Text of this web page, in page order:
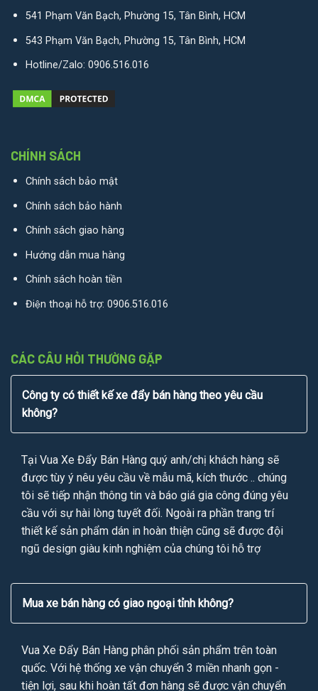
541 Phạm Văn Bạch, Phường 15, Tân Bình, HCM
543 Phạm Văn Bạch, Phường 15, Tân Bình, HCM
Hotline/Zalo: 0906.516.016
CHÍNH SÁCH
Chính sách bảo mật
Chính sách bảo hành
Chính sách giao hàng
Hướng dẫn mua hàng
Chính sách hoàn tiền
Điện thoại hỗ trợ: 0906.516.016
CÁC CÂU HỎI THƯỜNG GẶP
Công ty có thiết kế xe đẩy bán hàng theo yêu cầu
không?
Tại Vua Xe Đẩy Bán Hàng quý anh/chị khách hàng sẽ
được tùy ý nêu yêu cầu về mẫu mã, kích thước .. chúng
tôi sẽ tiếp nhận thông tin và báo giá gia công đúng yêu
cầu với sự hài lòng tuyết đối. Ngoài ra phần trang trí
thiết kế sản phẩm dán in hoàn thiện cũng sẽ được đội
ngũ design giàu kinh nghiệm của chúng tôi hỗ trợ
Mua xe bán hàng có giao ngoại tỉnh không?
Vua Xe Đẩy Bán Hàng phân phối sản phẩm trên toàn
quốc. Với hệ thống xe vận chuyển 3 miền nhanh gọn -
tiện lợi, sau khi hoàn tất đơn hàng sẽ được vận chuyển